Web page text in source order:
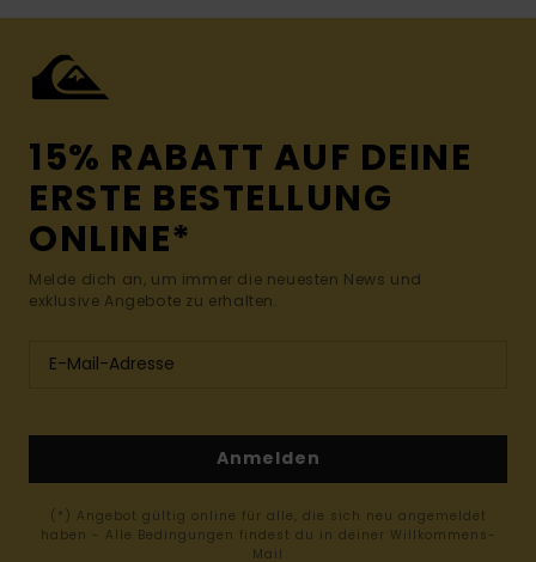
15% RABATT AUF DEINE
ERSTE BESTELLUNG
ONLINE*
Melde dich an, um immer die neuesten News und
exklusive Angebote zu erhalten.
Anmelden
(*) Angebot gültig online für alle, die sich neu angemeldet
haben - Alle Bedingungen findest du in deiner Willkommens-
Mail